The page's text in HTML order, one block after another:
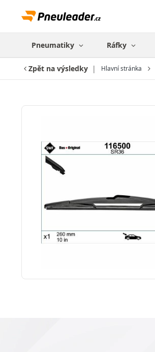
Pneumatiky Ráfky
Zpět na výsledky Hlavní stránka